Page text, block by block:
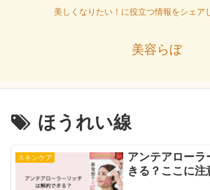
美しくなりたい！に役立つ情報をシェア
美容らぼ
ほうれい線
スキンケア
アンテアローラ
きる？ここに注